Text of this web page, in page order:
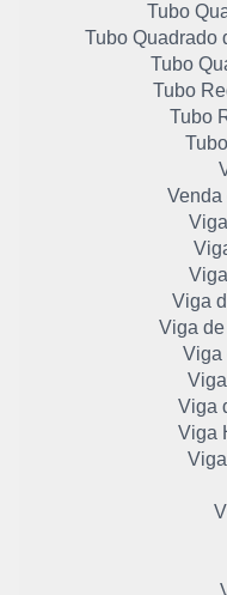
Tubo
Tubo Quadrado
Tubo
Tubo
Tubo
Venda
Viga
Viga
Viga
Viga
Viga